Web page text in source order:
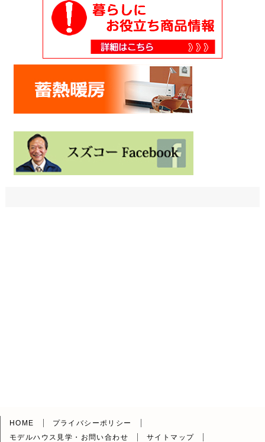
HOME
プライバシーポリシー
モデルハウス見学・お問い合わせ
サイトマップ